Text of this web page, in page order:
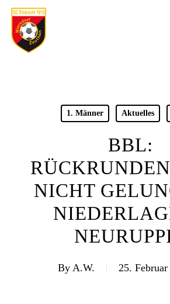
Skip
main
content
1. Männer Aktuelles
BBL:
NICHT
By A.W. 25.